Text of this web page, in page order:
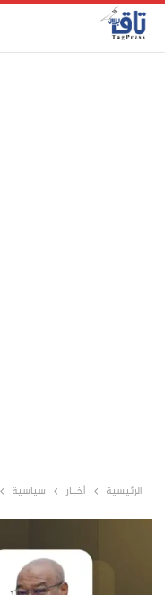
الرئيسية أخبار سياسية